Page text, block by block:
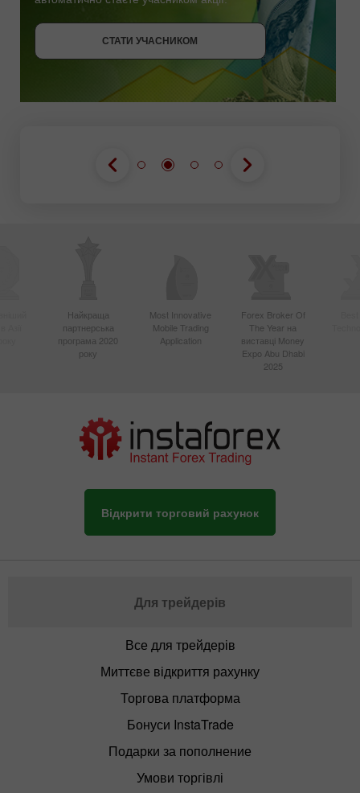
СТАТИ УЧАСНИКОМ
СТАТИ УЧАСНИКОМ
Найкраща
партнерська
програма 2020
року
Most Innovative
Mobile Trading
Application
Forex Broker Of
The Year на
виставці Money
Expo Abu Dhabi
2025
Відкрити торговий рахунок
Для трейдерів
Все для трейдерів
Миттєве відкриття рахунку
Торгова платформа
Бонуси InstaTrade
Подарки за пополнение
Умови торгівлі